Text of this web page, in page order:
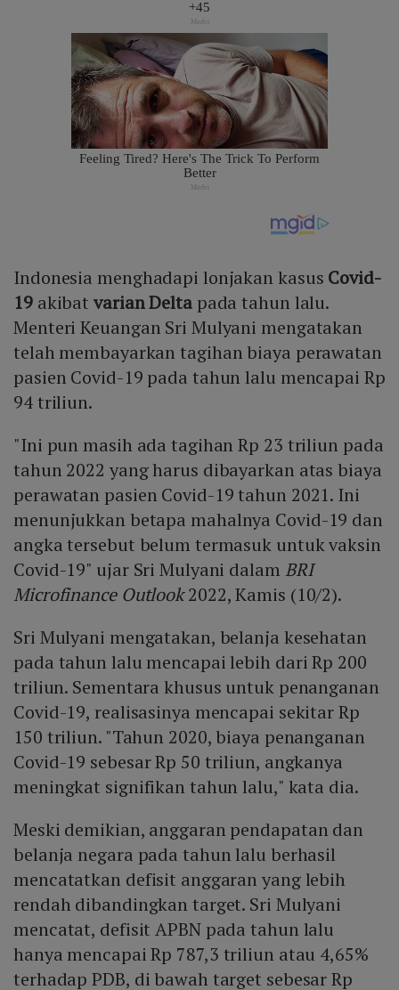
Indonesia menghadapi lonjakan kasus Covid-
19akibat varian Deltapada tahun lalu.
Menteri Keuangan Sri Mulyani mengatakan
telah membayarkan tagihan biaya perawatan
pasien Covid-19 pada tahun lalu mencapai Rp
94 triliun.
"Ini pun masih ada tagihan Rp 23 triliun pada
tahun 2022 yang harus dibayarkan atas biaya
perawatan pasien Covid-19 tahun 2021. Ini
menunjukkan betapa mahalnya Covid-19 dan
angka tersebut belum termasuk untuk vaksin
Covid-19" ujar Sri Mulyani dalam BRI
Microfinance Outlook2022, Kamis (10/2).
Sri Mulyani mengatakan, belanja kesehatan
pada tahun lalu mencapai lebih dari Rp 200
triliun. Sementara khusus untuk penanganan
Covid-19, realisasinya mencapai sekitar Rp
150 triliun. "Tahun 2020, biaya penanganan
Covid-19 sebesar Rp 50 triliun, angkanya
meningkat signifikan tahun lalu," kata dia.
Meski demikian, anggaran pendapatan dan
belanja negara pada tahun lalu berhasil
mencatatkan defisit anggaran yang lebih
rendah dibandingkan target. Sri Mulyani
mencatat, defisit APBN pada tahun lalu
hanya mencapai Rp 787,3 triliun atau 4,65%
terhadap PDB, di bawah target sebesar Rp